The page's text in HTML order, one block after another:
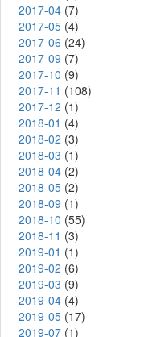
2017-04 (7)
2017-05 (4)
2017-06 (24)
2017-09 (7)
2017-10 (9)
2017-11 (108)
2017-12 (1)
2018-01 (4)
2018-02 (3)
2018-03 (1)
2018-04 (2)
2018-05 (2)
2018-09 (1)
2018-10 (55)
2018-11 (3)
2019-01 (1)
2019-02 (6)
2019-03 (9)
2019-04 (4)
2019-05 (17)
2019-07 (1)